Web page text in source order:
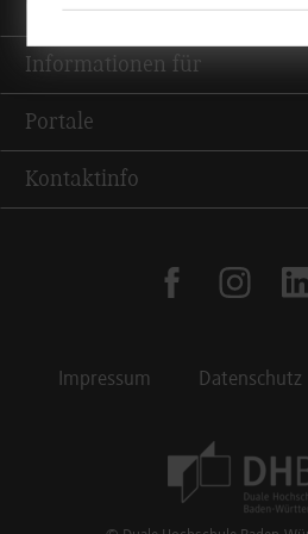
Quicklinks
Informationen für
Portale
Kontaktinfo
facebookinstagram
Impressum Datenschutz